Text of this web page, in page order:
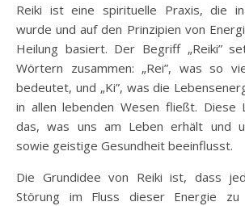
Reiki ist eine spirituelle Praxis, die
wurde und auf den Prinzipien von
Heilung basiert. Der Begriff „Reiki”
Wörtern zusammen: „Rei”, was so
bedeutet, und „Ki”, was die
in allen lebenden Wesen fließt. Diese
das, was uns am Leben erhält und
sowie geistige Gesundheit beeinflusst.
Die Grundidee von Reiki ist, dass
Störung im Fluss dieser Energie zu